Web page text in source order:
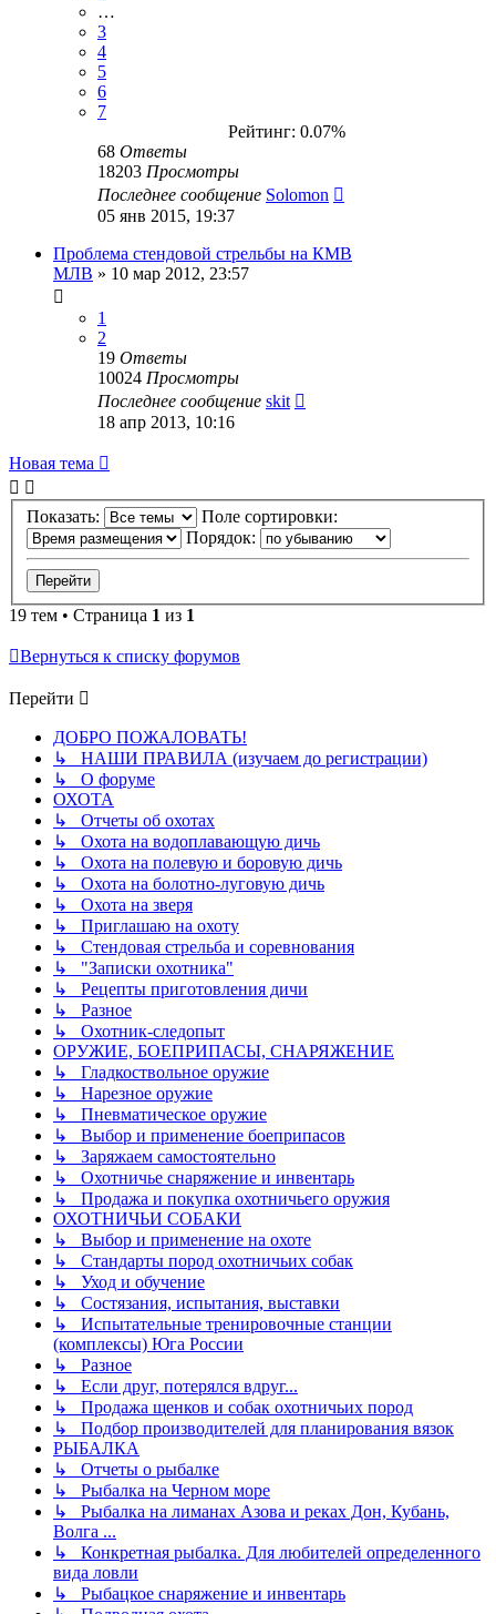
…
3
4
5
6
7
Рейтинг: 0.07%
68 Ответы
18203 Просмотры
Последнее сообщение Solomon
05 янв 2015, 19:37
Проблема стендовой стрельбы на КМВ
МЛВ » 10 мар 2012, 23:57
1
2
19 Ответы
10024 Просмотры
Последнее сообщение skit
18 апр 2013, 10:16
Новая
тема
Новая тема
Показать:
Поле сортировки:
Порядок:
19 тем • Страница 1 из 1
Вернуться к списку форумов
Перейти
ДОБРО ПОЖАЛОВАТЬ!
↳ НАШИ ПРАВИЛА (изучаем до регистрации)
↳ О форуме
ОХОТА
↳ Отчеты об охотах
↳ Охота на водоплавающую дичь
↳ Охота на полевую и боровую дичь
↳ Охота на болотно-луговую дичь
↳ Охота на зверя
↳ Приглашаю на охоту
↳ Стендовая стрельба и соревнования
↳ "Записки охотника"
↳ Рецепты приготовления дичи
↳ Разное
↳ Охотник-следопыт
ОРУЖИЕ, БОЕПРИПАСЫ, СНАРЯЖЕНИЕ
↳ Гладкоствольное оружие
↳ Нарезное оружие
↳ Пневматическое оружие
↳ Выбор и применение боеприпасов
↳ Заряжаем самостоятельно
↳ Охотничье снаряжение и инвентарь
↳ Продажа и покупка охотничьего оружия
ОХОТНИЧЬИ СОБАКИ
↳ Выбор и применение на охоте
↳ Стандарты пород охотничьих собак
↳ Уход и обучение
↳ Состязания, испытания, выставки
↳ Испытательные тренировочные станции
(комплексы) Юга России
↳ Разное
↳ Если друг, потерялся вдруг...
↳ Продажа щенков и собак охотничьих пород
↳ Подбор производителей для планирования вязок
РЫБАЛКА
↳ Отчеты о рыбалке
↳ Рыбалка на Черном море
↳ Рыбалка на лиманах Азова и реках Дон, Кубань,
Волга ...
↳ Конкретная рыбалка. Для любителей определенного
вида ловли
↳ Рыбацкое снаряжение и инвентарь